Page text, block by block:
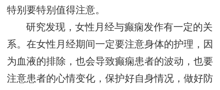
特别要特别值得注意。
研究发现，女性月经与癫痫发作有一定的关
系。在女性月经期间一定要注意身体的护理，因
为血液的排除，也会导致癫痫患者的波动，也要
注意患者的心情变化，保护好自身情况，做好防